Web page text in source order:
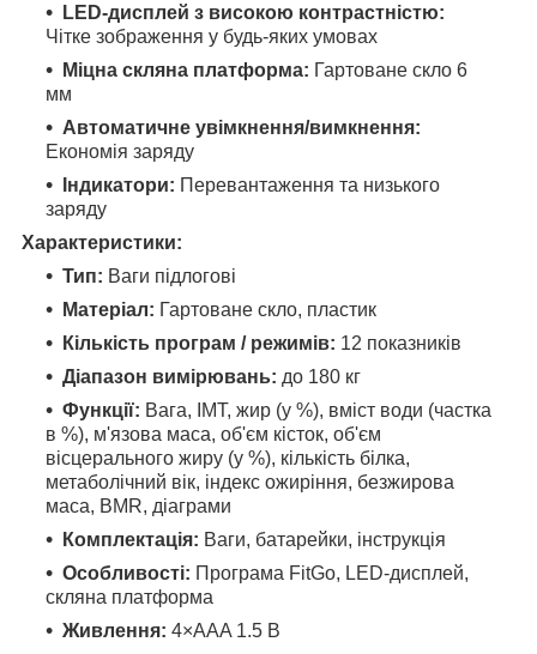
LED-дисплей з високою контрастністю:
Чітке зображення у будь-яких умовах
Міцна скляна платформа: Гартоване скло 6
мм
Автоматичне увімкнення/вимкнення:
Економія заряду
Індикатори: Перевантаження та низького
заряду
Характеристики:
Тип: Ваги підлогові
Матеріал: Гартоване скло, пластик
Кількість програм / режимів: 12 показників
Діапазон вимірювань: до 180 кг
Функції: Вага, ІМТ, жир (у %), вміст води (частка
в %), м'язова маса, об'єм кісток, об'єм
вісцерального жиру (у %), кількість білка,
метаболічний вік, індекс ожиріння, безжирова
маса, BMR, діаграми
Комплектація: Ваги, батарейки, інструкція
Особливості: Програма FitGo, LED-дисплей,
скляна платформа
Живлення: 4×AAA 1.5 В